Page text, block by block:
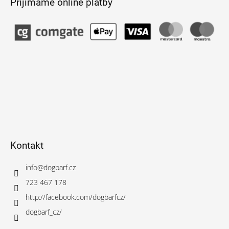
Přijímáme online platby
Kontakt
info@dogbarf.cz
723 467 178
http://facebook.com/dogbarfcz/
dogbarf_cz/